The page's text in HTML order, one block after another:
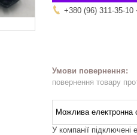
+380 (96) 311-35-10
повернення товару
У компанії